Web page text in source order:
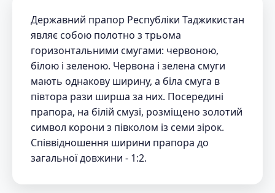
Державний прапор Республіки Таджикистан
являє собою полотно з трьома
горизонтальними смугами: червоною,
білою і зеленою. Червона і зелена смуги
мають однакову ширину, а біла смуга в
півтора рази ширша за них. Посередині
прапора, на білій смузі, розміщено золотий
символ корони з півколом із семи зірок.
Співвідношення ширини прапора до
загальної довжини - 1:2.